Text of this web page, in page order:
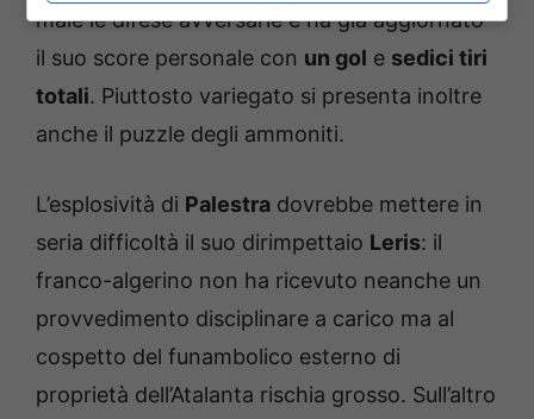
male le difese avversarie e ha già aggiornato
il suo score personale con un gol e sedici tiri
totali. Piuttosto variegato si presenta inoltre
anche il puzzle degli ammoniti.
L’esplosività di Palestra dovrebbe mettere in
seria difficoltà il suo dirimpettaio Leris: il
franco-algerino non ha ricevuto neanche un
provvedimento disciplinare a carico ma al
cospetto del funambolico esterno di
proprietà dell’Atalanta rischia grosso. Sull’altro